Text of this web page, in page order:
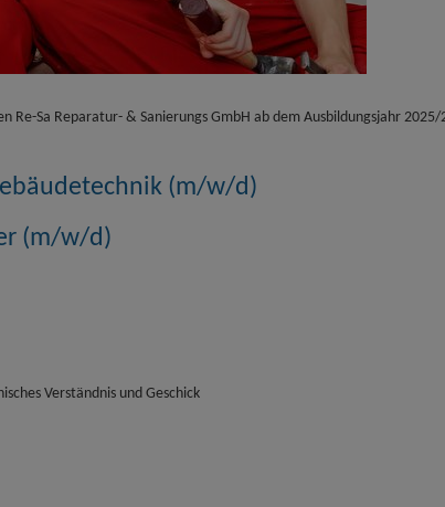
Re-Sa Reparatur- & Sanierungs GmbH ab dem Ausbildungsjahr
(m/w/d)
(m/w/d)
Verständnis und Geschick